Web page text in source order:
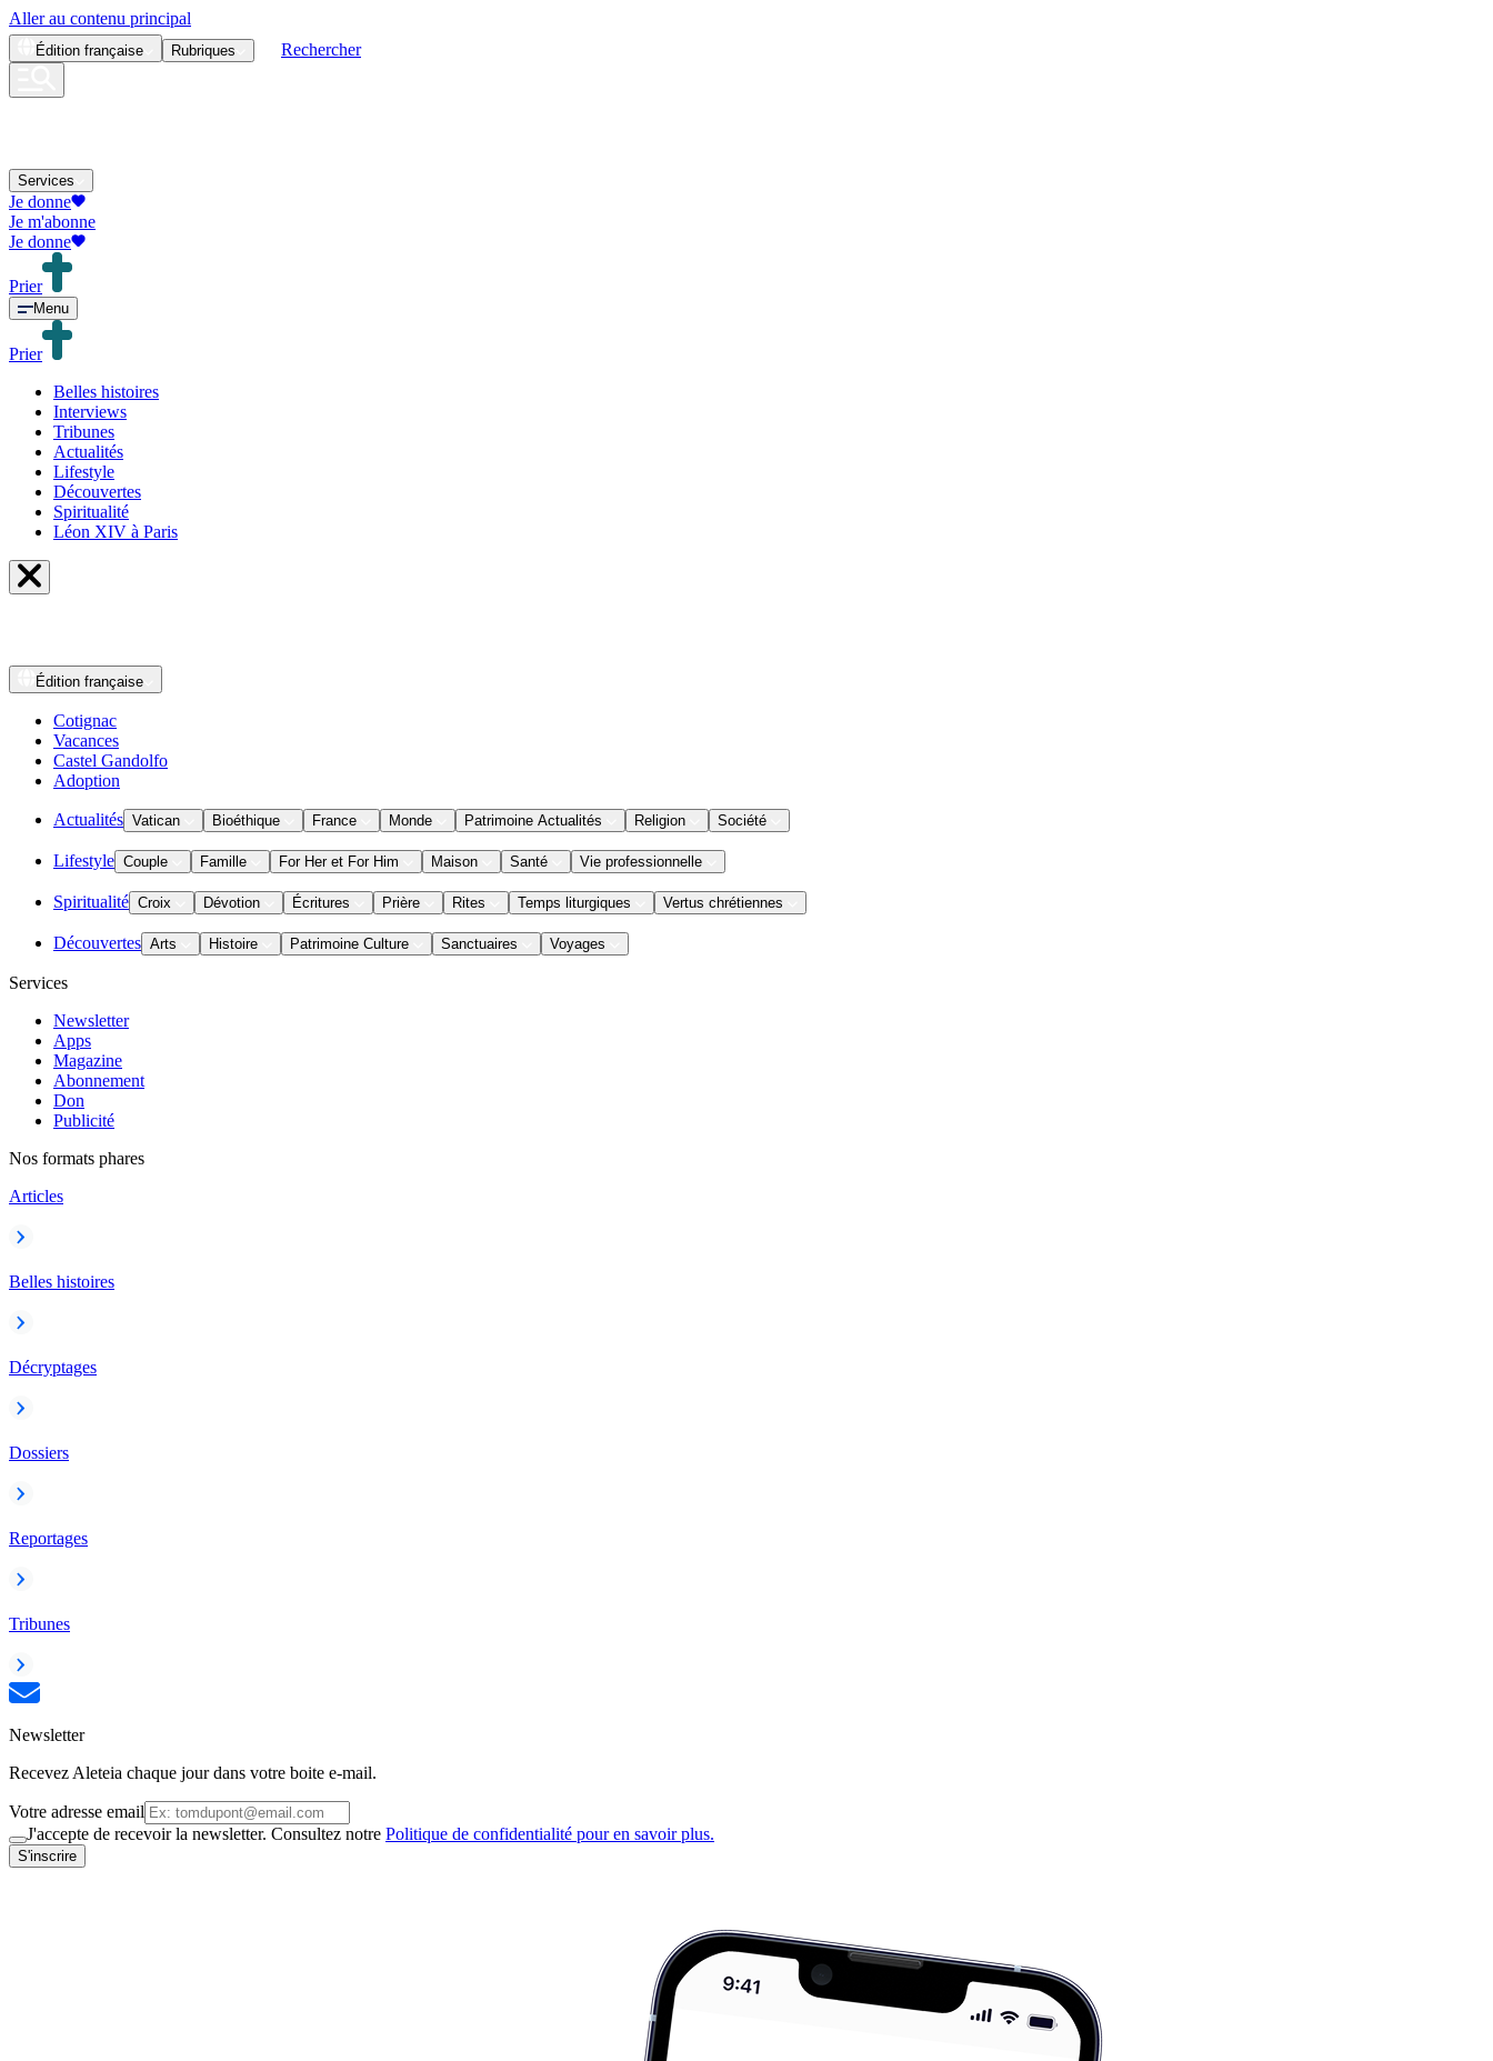
Aller au contenu principal
Édition française Rubriques Rechercher
Services
Je donne
Je m'abonne
Je donne
Prier
Menu
Prier
Belles histoires
Interviews
Tribunes
Actualités
Lifestyle
Découvertes
Spiritualité
Léon XIV à Paris
Édition française
Cotignac
Vacances
Castel Gandolfo
Adoption
Actualités Vatican Bioéthique France Monde Patrimoine Actualités Religion Société
Lifestyle Couple Famille For Her et For Him Maison Santé Vie professionnelle
Spiritualité Croix Dévotion Écritures Prière Rites Temps liturgiques Vertus chrétiennes
Découvertes Arts Histoire Patrimoine Culture Sanctuaires Voyages
Services
Newsletter
Apps
Magazine
Abonnement
Don
Publicité
Nos formats phares
Articles
Belles histoires
Décryptages
Dossiers
Reportages
Tribunes
Newsletter
Recevez Aleteia chaque jour dans votre boite e-mail.
Votre adresse email
J'accepte de recevoir la newsletter. Consultez notre Politique de confidentialité pour en savoir plus.
S'inscrire